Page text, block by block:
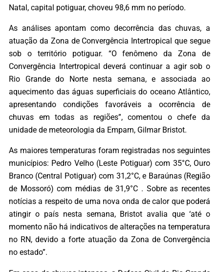
Natal, capital potiguar, choveu 98,6 mm no período.
As análises apontam como decorrência das chuvas, a
atuação da Zona de Convergência Intertropical que segue
sob o território potiguar. “O fenômeno da Zona de
Convergência Intertropical deverá continuar a agir sob o
Rio Grande do Norte nesta semana, e associada ao
aquecimento das águas superficiais do oceano Atlântico,
apresentando condições favoráveis a ocorrência de
chuvas em todas as regiões”, comentou o chefe da
unidade de meteorologia da Emparn, Gilmar Bristot.
As maiores temperaturas foram registradas nos seguintes
municípios: Pedro Velho (Leste Potiguar) com 35°C, Ouro
Branco (Central Potiguar) com 31,2°C, e Baraúnas (Região
de Mossoró) com médias de 31,9°C . Sobre as recentes
notícias a respeito de uma nova onda de calor que poderá
atingir o país nesta semana, Bristot avalia que ‘até o
momento não há indicativos de alterações na temperatura
no RN, devido a forte atuação da Zona de Convergência
no estado”.